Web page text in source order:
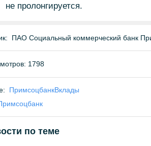
не пролонгируется.
ПАО Социальный коммерческий банк
1798
ПримсоцбанкВклады
по теме